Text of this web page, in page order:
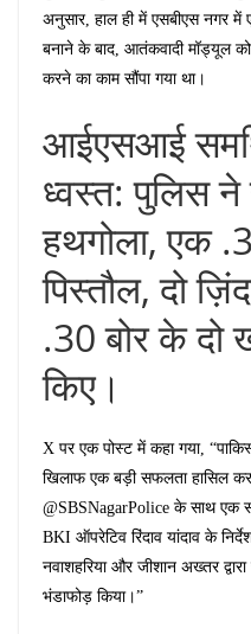
अनुसार, हाल ही में एसबीएस नगर में
बनाने के बाद, आतंकवादी मॉड्यूल
करने का काम सौंपा गया था।
आईएसआई
ध्वस्त: पुलिस
हथगोला, एक
पिस्तौल, दो
.30 बोर के दो
किए।
X पर एक पोस्ट में कहा गया,
खिलाफ एक बड़ी सफलता हासिल
@SBSNagarPolice के साथ एक
BKI ऑपरेटिव रिंदाव यांदाव के
नवाशहरिया और जीशान अख्तर
भंडाफोड़ किया।”